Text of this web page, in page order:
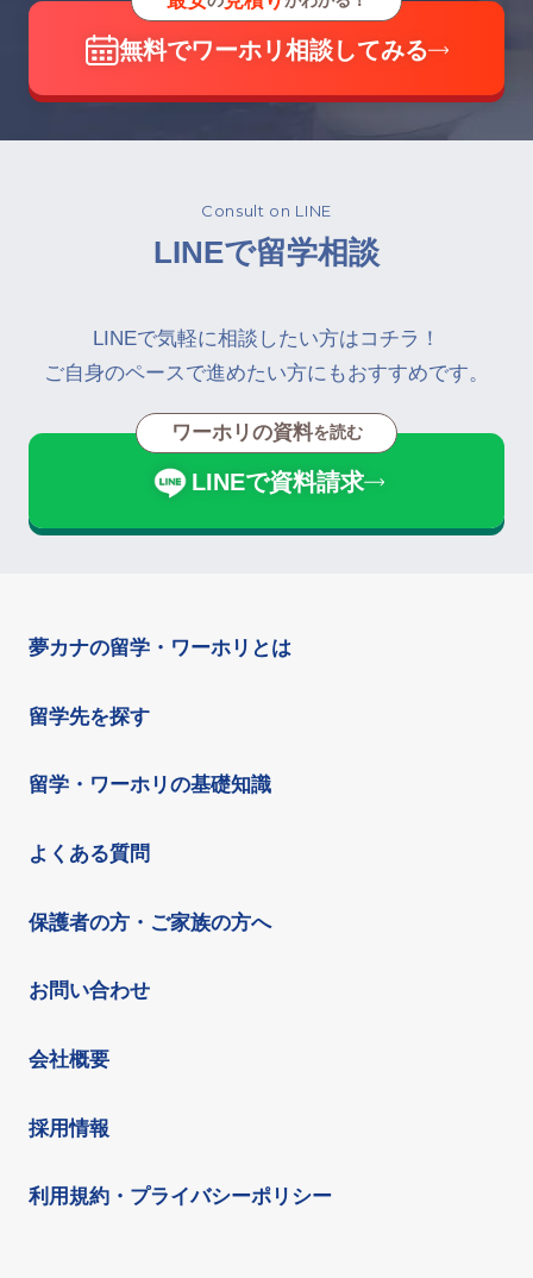
無料でワーホリ相談してみる
Consult on LINE
LINEで留学相談
LINEで気軽に相談したい方はコチラ！
ご自身のペースで進めたい方にもおすすめです。
ワーホリの資料を読む
LINEで資料請求
夢カナの留学・ワーホリとは
留学先を探す
留学・ワーホリの基礎知識
よくある質問
保護者の方・ご家族の方へ
お問い合わせ
会社概要
採用情報
利用規約・プライバシーポリシー